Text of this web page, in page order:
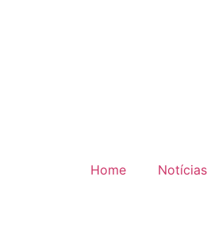
Home Notícias